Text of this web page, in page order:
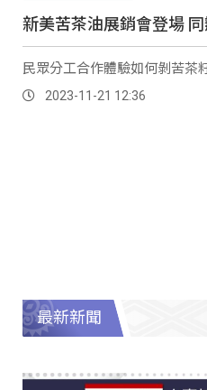
新美苦茶油展銷會登場
民眾分工合作體驗如何剝苦茶
2023-11-21 12:36
最新新聞